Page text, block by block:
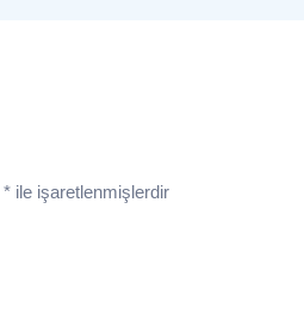
* ile işaretlenmişlerdir